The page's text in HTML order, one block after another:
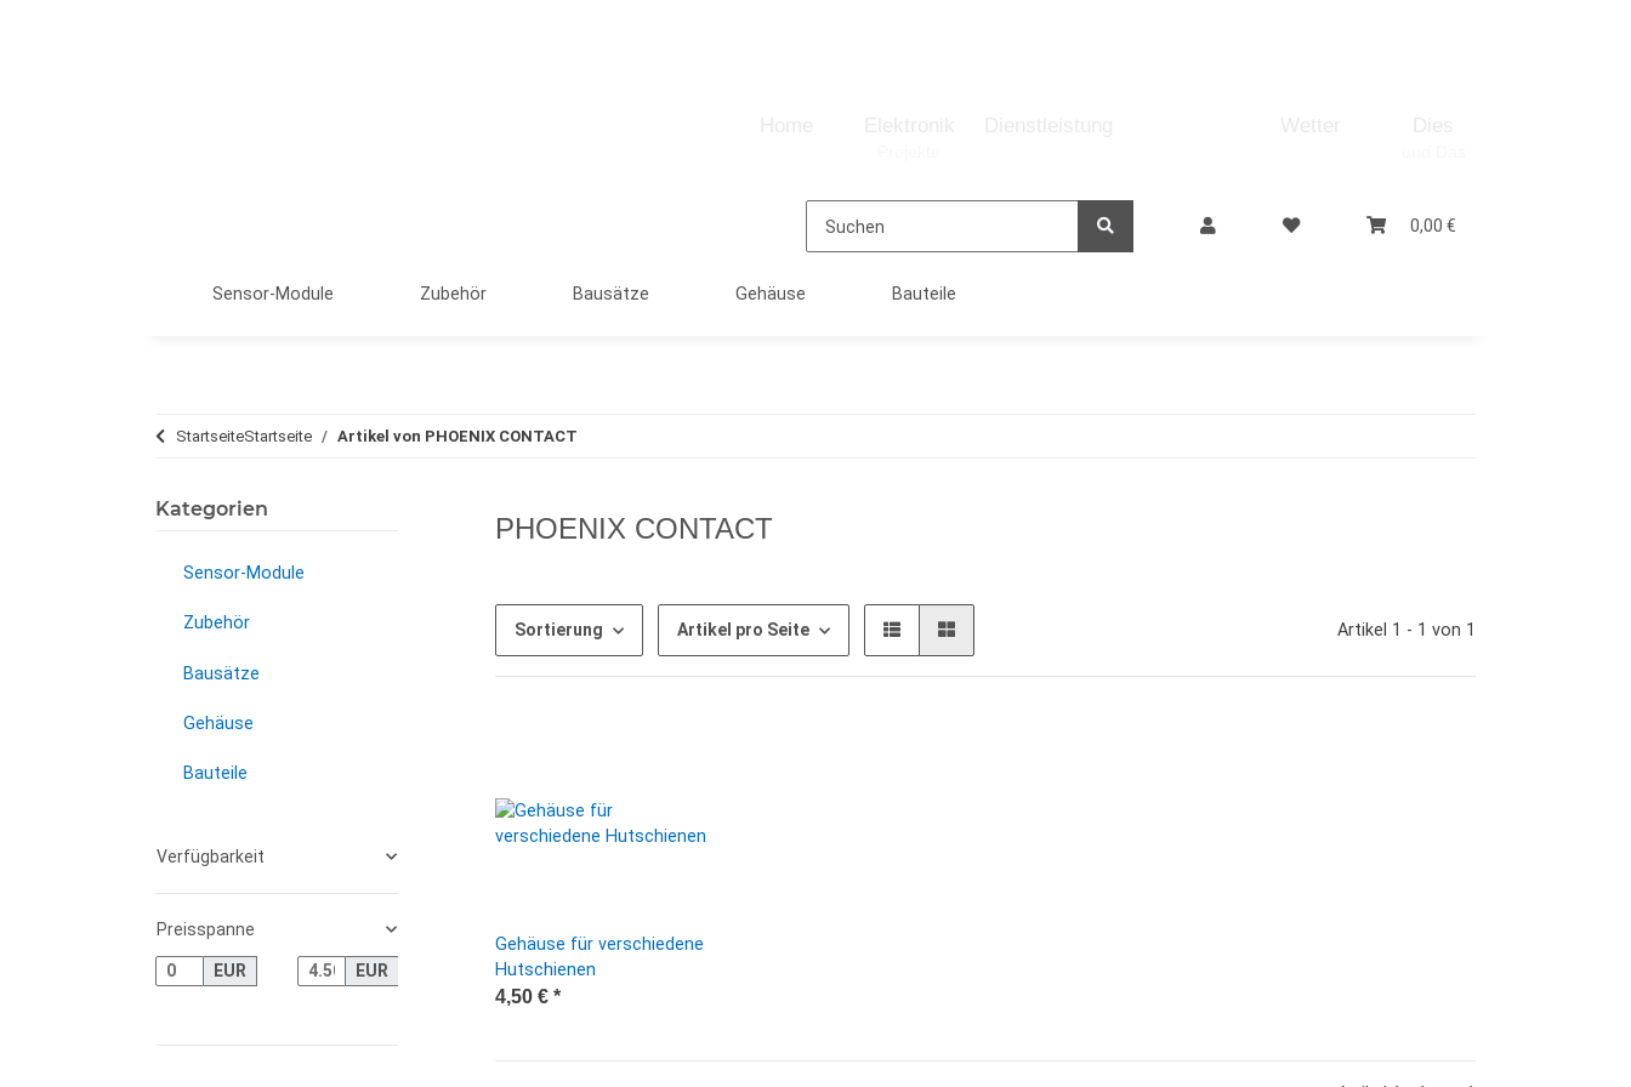
0,00 €
Sensor-Module Zubehör Bausätze Gehäuse Bauteile
StartseiteStartseite Artikel von PHOENIX CONTACT
PHOENIX CONTACT
Sortierung Artikel pro Seite Artikel 1 - 1 von 1
Gehäuse für verschiedene
Hutschienen
4,50 € *
Kategorien
Sensor-Module
Zubehör
Bausätze
Gehäuse
Bauteile
Verfügbarkeit
Preisspanne
EUR EUR